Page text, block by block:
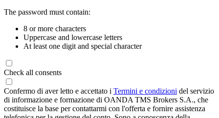
The password must contain:
8 or more characters
Uppercase and lowercase letters
At least one digit and special character
Check all consents
Confermo di aver letto e accettato i Termini e condizioni del servizio
di informazione e formazione di OANDA TMS Brokers S.A., che
costituisce la base per contattarmi con l'offerta e fornire assistenza